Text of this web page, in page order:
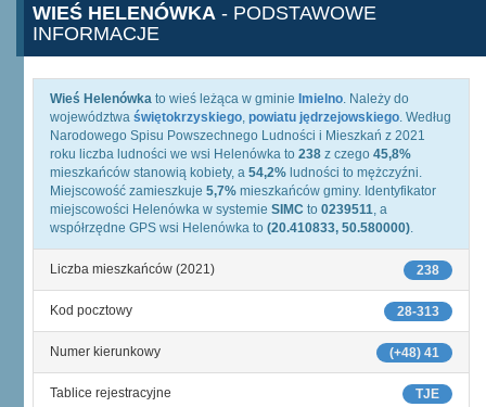
WIEŚ HELENÓWKA - PODSTAWOWE
INFORMACJE
Wieś Helenówka to wieś leżąca w gminie Imielno. Należy do
województwa świętokrzyskiego, powiatu jędrzejowskiego. Według
Narodowego Spisu Powszechnego Ludności i Mieszkań z 2021
roku liczba ludności we wsi Helenówka to 238 z czego 45,8%
mieszkańców stanowią kobiety, a 54,2% ludności to mężczyźni.
Miejscowość zamieszkuje 5,7% mieszkańców gminy. Identyfikator
miejscowości Helenówka w systemie SIMC to 0239511, a
współrzędne GPS wsi Helenówka to (20.410833, 50.580000).
238
Liczba mieszkańców (2021)
28-313
Kod pocztowy
(+48) 41
Numer kierunkowy
TJE
Tablice rejestracyjne